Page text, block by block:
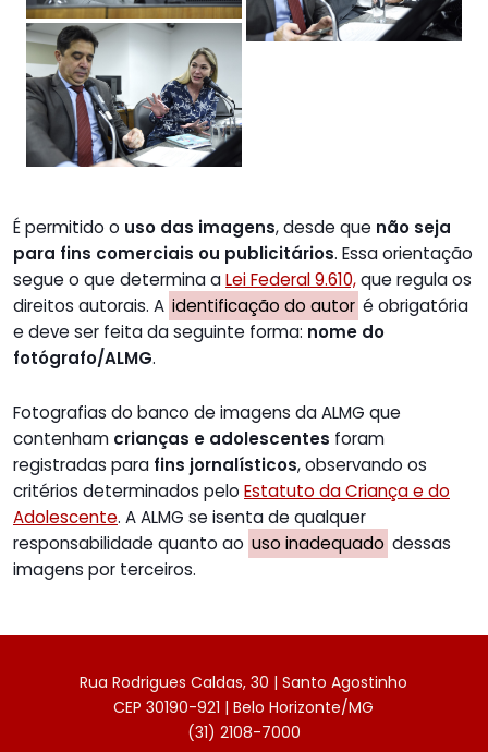
É permitido o uso das imagens, desde que não seja
para fins comerciais ou publicitários. Essa orientação
segue o que determina aLei Federal 9.610,que regula os
direitos autorais. A identificação do autor é obrigatória
e deve ser feita da seguinte forma: nome do
fotógrafo/ALMG.
Fotografias do banco de imagens da ALMG que
contenham crianças e adolescentes foram
registradas para fins jornalísticos, observando os
critérios determinados pelo Estatuto da Criança e do
Adolescente. A ALMG se isenta de qualquer
responsabilidade quanto ao uso inadequado dessas
imagens por terceiros.
Rua Rodrigues Caldas, 30 | Santo Agostinho
CEP 30190-921 | Belo Horizonte/MG
(31) 2108-7000